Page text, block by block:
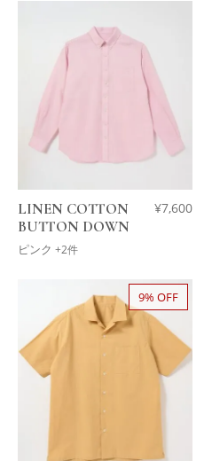
LINEN COTTON
BUTTON DOWN
ピンク +2件
¥7,600
9% OFF